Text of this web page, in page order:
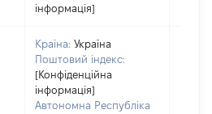
інформація]
Країна: Україна
Поштовий індекс:
[Конфіденційна
інформація]
Автономна Республіка